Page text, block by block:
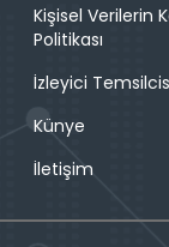
Kişisel Verilerin
Politikası
İzleyici
Künye
İletişim